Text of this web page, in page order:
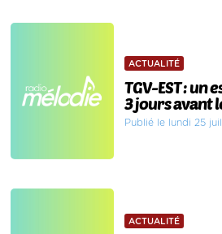
ACTUALITÉ
TGV-EST : un
3 jours avant
Publié le lundi 25
ACTUALITÉ